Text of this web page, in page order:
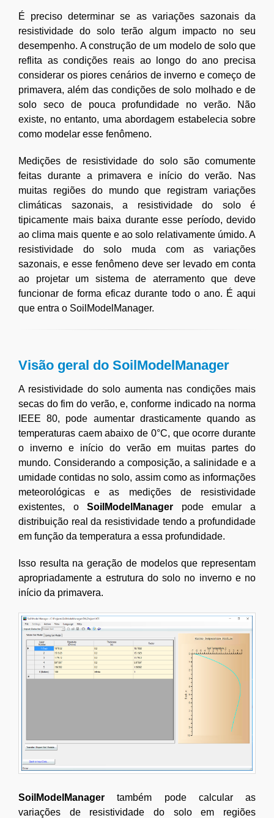
É preciso determinar se as variações sazonais da
resistividade do solo terão algum impacto no seu
desempenho. A construção de um modelo de solo que
reflita as condições reais ao longo do ano precisa
considerar os piores cenários de inverno e começo de
primavera, além das condições de solo molhado e de
solo seco de pouca profundidade no verão. Não
existe, no entanto, uma abordagem estabelecia sobre
como modelar esse fenômeno.
Medições de resistividade do solo são comumente
feitas durante a primavera e início do verão. Nas
muitas regiões do mundo que registram variações
climáticas sazonais, a resistividade do solo é
tipicamente mais baixa durante esse período, devido
ao clima mais quente e ao solo relativamente úmido. A
resistividade do solo muda com as variações
sazonais, e esse fenômeno deve ser levado em conta
ao projetar um sistema de aterramento que deve
funcionar de forma eficaz durante todo o ano. É aqui
que entra o SoilModelManager.
Visão geral do SoilModelManager
A resistividade do solo aumenta nas condições mais
secas do fim do verão, e, conforme indicado na norma
IEEE 80, pode aumentar drasticamente quando as
temperaturas caem abaixo de 0°C, que ocorre durante
o inverno e início do verão em muitas partes do
mundo. Considerando a composição, a salinidade e a
umidade contidas no solo, assim como as informações
meteorológicas e as medições de resistividade
existentes, oSoilModelManager pode emular a
distribuição real da resistividade tendo a profundidade
em função da temperatura a essa profundidade.
Isso resulta na geração de modelos que representam
apropriadamente a estrutura do solo no inverno e no
início da primavera.
SoilModelManagertambém pode calcular as
variações de resistividade do solo em regiões